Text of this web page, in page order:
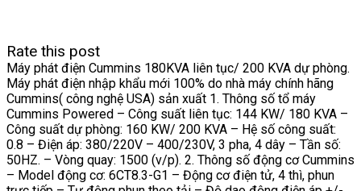
Rate this post
Máy phát điện Cummins 180KVA liên tục/ 200 KVA dự phòng.
Máy phát điện nhập khẩu mới 100% do nhà máy chính hãng
Cummins( công nghệ USA) sản xuất 1. Thông số tổ máy
Cummins Powered – Công suất liên tục: 144 KW/ 180 KVA –
Công suất dự phòng: 160 KW/ 200 KVA – Hệ số công suất:
0.8 – Điện áp: 380/220V – 400/230V, 3 pha, 4 dây – Tần số:
50HZ. – Vòng quay: 1500 (v/p). 2. Thông số động cơ Cummins
– Model động cơ: 6CT8.3-G1 – Động cơ điện tử, 4 thì, phun